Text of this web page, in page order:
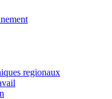
regionaux